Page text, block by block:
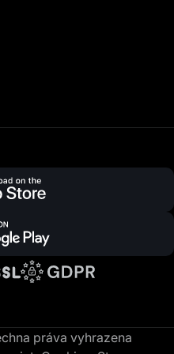
práva vyhrazena